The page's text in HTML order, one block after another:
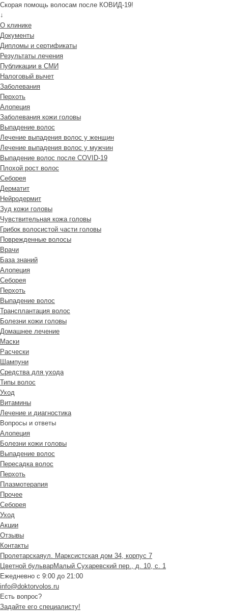
Скорая помощь волосам после КОВИД-19!
↓
О клинике
Документы
Дипломы и сертификаты
Результаты лечения
Публикации в СМИ
Налоговый вычет
Заболевания
Перхоть
Алопеция
Заболевания кожи головы
Выпадение волос
Лечение выпадения волос у женщин
Лечение выпадения волос у мужчин
Выпадение волос после COVID-19
Плохой рост волос
Cеборея
Дерматит
Нейродермит
Зуд кожи головы
Чувствительная кожа головы
Грибок волосистой части головы
Поврежденные волосы
Врачи
База знаний
Алопеция
Себорея
Перхоть
Выпадение волос
Трансплантация волос
Болезни кожи головы
Домашнее лечение
Маски
Расчески
Шампуни
Средства для ухода
Типы волос
Уход
Витамины
Лечение и диагностика
Вопросы и ответы
Алопеция
Болезни кожи головы
Выпадение волос
Пересадка волос
Перхоть
Плазмотерапия
Прочее
Себорея
Уход
Акции
Отзывы
Контакты
Пролетарскаяул. Марксистская дом 34, корпус 7
Цветной бульварМалый Сухаревский пер., д. 10, с. 1
Ежедневно с 9:00 до 21:00
info@doktorvolos.ru
Есть вопрос?
Задайте его специалисту!